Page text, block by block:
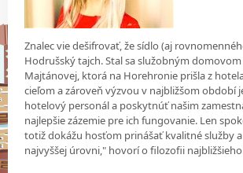
Znalec vie dešifrovať, že sídlo (aj
Hodrušský tajch. Stal sa služobným
Majtánovej, ktorá na Horehronie prišla z
cieľom a zároveň výzvou v najbližšom období
hotelový personál a poskytnúť našim
najlepšie zázemie pre ich fungovanie. Len
totiž dokážu hosťom prinášať kvalitné služby
najvyššej úrovni," hovorí o filozofii